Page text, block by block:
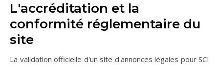
L'accréditation et la
conformité réglementaire du
site
La validation officielle d'un site d'annonces légales pour SCI